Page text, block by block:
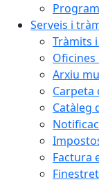
Serveis i
Tràmits
Arxiu
Carpeta
Catàleg
Factura